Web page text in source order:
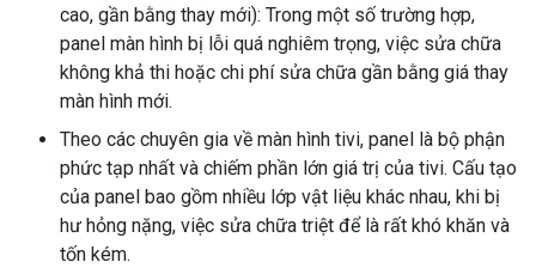
cao, gần bằng thay mới): Trong một số trường hợp,
panel màn hình bị lỗi quá nghiêm trọng, việc sửa chữa
không khả thi hoặc chi phí sửa chữa gần bằng giá thay
màn hình mới.
Theo các chuyên gia về màn hình tivi, panel là bộ phận
phức tạp nhất và chiếm phần lớn giá trị của tivi. Cấu tạo
của panel bao gồm nhiều lớp vật liệu khác nhau, khi bị
hư hỏng nặng, việc sửa chữa triệt để là rất khó khăn và
tốn kém.